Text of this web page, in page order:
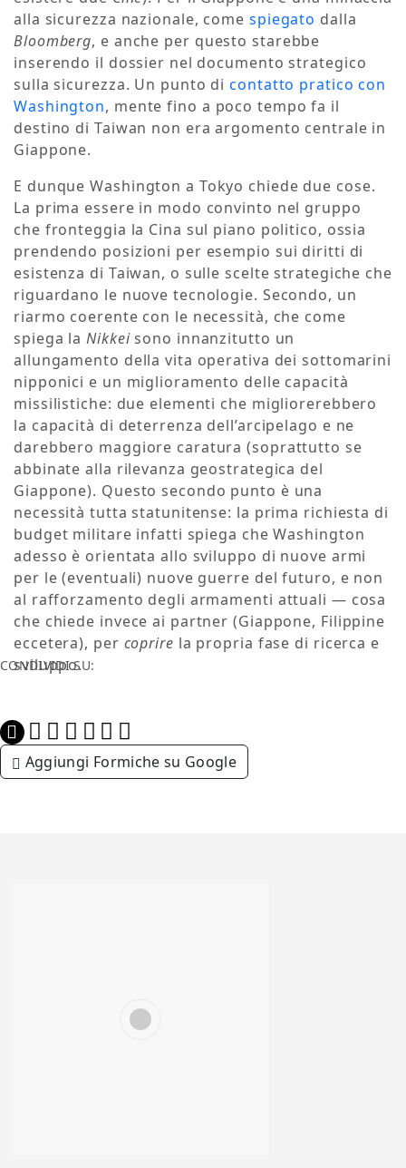
alla sicurezza nazionale, come spiegato dalla
Bloomberg, e anche per questo starebbe
inserendo il dossier nel documento strategico
sulla sicurezza. Un punto dicontatto pratico con
Washington, mente fino a poco tempo fa il
destino di Taiwan non era argomento centrale in
Giappone.
E dunque Washington a Tokyo chiede due cose.
La prima essere in modo convinto nel gruppo
che fronteggia la Cina sul piano politico, ossia
prendendo posizioni per esempio sui diritti di
esistenza di Taiwan, o sulle scelte strategiche che
riguardano le nuove tecnologie. Secondo, un
riarmo coerente con le necessità, che come
spiega laNikkeisono innanzitutto un
allungamento della vita operativa dei sottomarini
nipponici e un miglioramento delle capacità
missilistiche: due elementi che migliorerebbero
la capacità di deterrenza dell’arcipelago e ne
darebbero maggiore caratura (soprattutto se
abbinate alla rilevanza geostrategica del
Giappone). Questo secondo punto è una
necessità tutta statunitense: la prima richiesta di
budget militare infatti spiega che Washington
adesso è orientata allo sviluppo di nuove armi
per le (eventuali) nuove guerre del futuro, e non
al rafforzamento degli armamenti attuali — cosa
che chiede invece ai partner (Giappone, Filippine
eccetera), per coprire la propria fase di ricerca e
sviluppo.
CONDIVIDI SU:
Aggiungi Formiche su Google